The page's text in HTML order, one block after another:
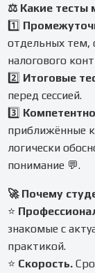
⚖️ Какие тесты
1️⃣
отдельных тем,
налогового
2️⃣ Итоговые
перед сессией.
3️⃣
приближённые
логически
понимание 💬.
🚀 Почему
⭐
знакомые с
практикой.
⭐ Скорость.